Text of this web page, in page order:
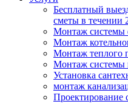
Бесплатный
сметы в течении
Монтаж системы
Монтаж
Монтаж теплого
Монтаж системы
Установка
монтаж
Проектирование